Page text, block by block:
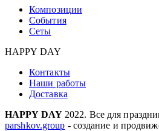
Композиции
События
Сеты
HAPPY DAY
Контакты
Наши работы
Доставка
HAPPY DAY 2022. Все для
parshkov.group - создание и